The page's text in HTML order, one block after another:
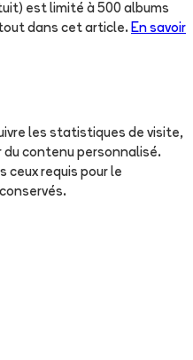
est limité à 500 albums
dans cet article. En savoir
les statistiques de visite,
du contenu personnalisé.
ceux requis pour le